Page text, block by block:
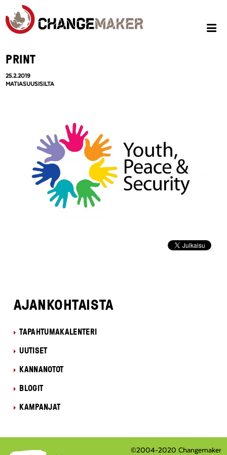
PRINT
25.2.2019
MATIASUUSISILTA
AJANKOHTAISTA
TAPAHTUMAKALENTERI
UUTISET
KANNANOTOT
BLOGIT
KAMPANJAT
©2004-2020 Changemaker